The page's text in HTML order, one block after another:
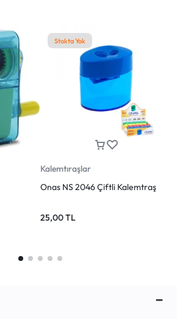
Stokta Yok
Kalemtıraşlar
Onas NS 2046 Çiftli Kalemtraş
25,00TL